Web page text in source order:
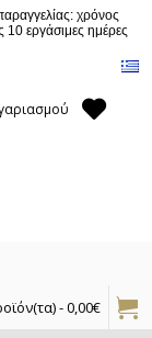
χρόνος
10 εργάσιμες ημέρες
- 0,00€